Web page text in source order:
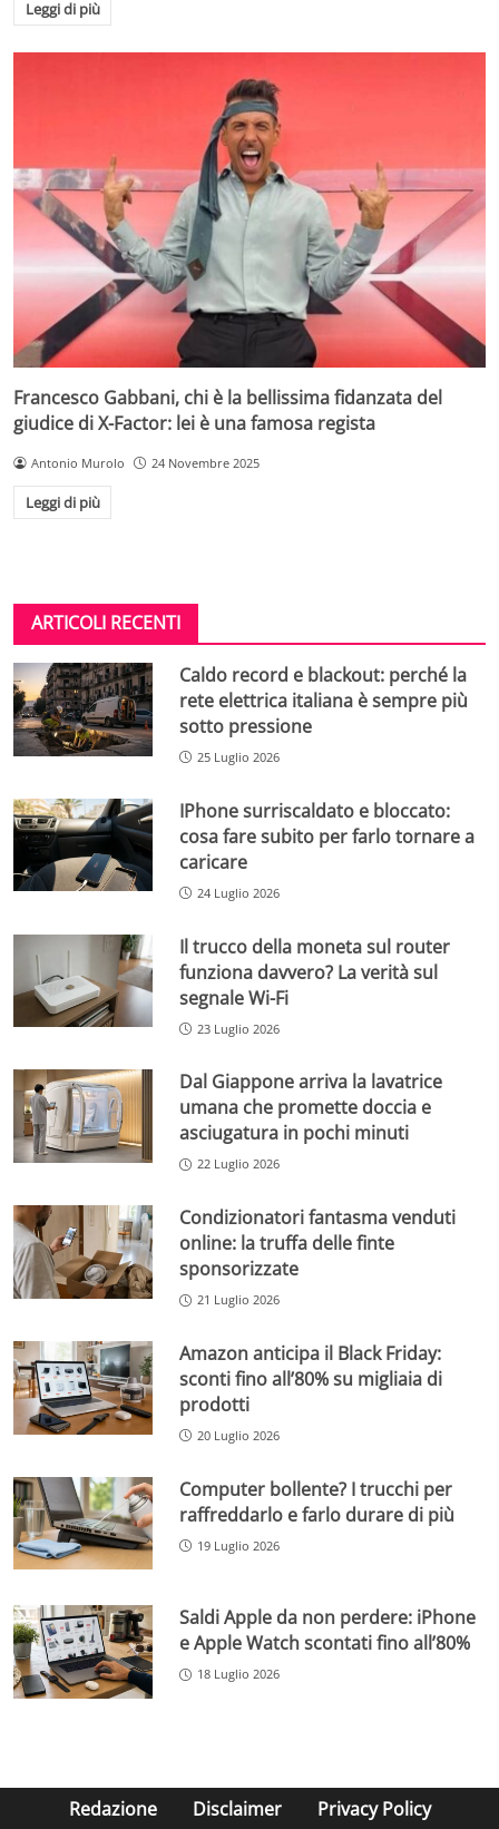
Leggi di più
Francesco Gabbani, chi è la bellissima fidanzata del
giudice di X-Factor: lei è una famosa regista
Antonio Murolo 24 Novembre 2025
Leggi di più
ARTICOLI RECENTI
Caldo record e blackout: perché la
rete elettrica italiana è sempre più
sotto pressione
25 Luglio 2026
IPhone surriscaldato e bloccato:
cosa fare subito per farlo tornare a
caricare
24 Luglio 2026
Il trucco della moneta sul router
funziona davvero? La verità sul
segnale Wi-Fi
23 Luglio 2026
Dal Giappone arriva la lavatrice
umana che promette doccia e
asciugatura in pochi minuti
22 Luglio 2026
Condizionatori fantasma venduti
online: la truffa delle finte
sponsorizzate
21 Luglio 2026
Amazon anticipa il Black Friday:
sconti fino all’80% su migliaia di
prodotti
20 Luglio 2026
Computer bollente? I trucchi per
raffreddarlo e farlo durare di più
19 Luglio 2026
Saldi Apple da non perdere: iPhone
e Apple Watch scontati fino all’80%
18 Luglio 2026
Redazione Disclaimer Privacy Policy